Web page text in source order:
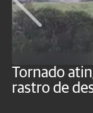
Tornado
rastro de